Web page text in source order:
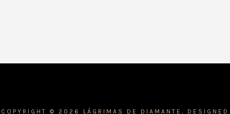
COPYRIGHT © 2026 LÁGRIMAS DE DIAMANTE. DESIGNED